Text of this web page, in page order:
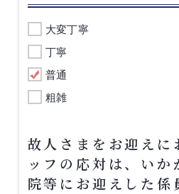
大変丁寧
丁寧
普通
粗雑
故人さまをお迎えに
ッフの応対は、い
院等にお迎えした係